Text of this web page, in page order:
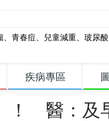
、 青春痘、 兒童減重、 玻尿酸
疾病專區
！ 醫：及